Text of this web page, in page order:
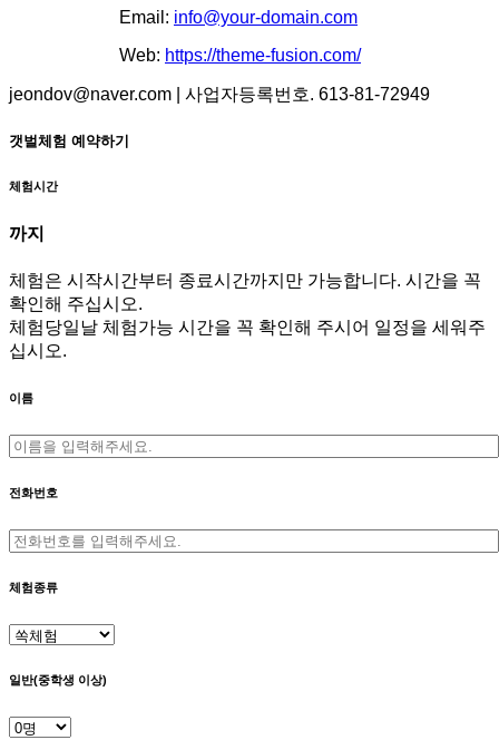
Email: info@your-domain.com
Web: https://theme-fusion.com/
jeondov@naver.com | 사업자등록번호. 613-81-72949
갯벌체험 예약하기
체험시간
까지
체험은 시작시간부터 종료시간까지만 가능합니다. 시간을 꼭
확인해 주십시오.
체험당일날 체험가능 시간을 꼭 확인해 주시어 일정을 세워주
십시오.
이름
전화번호
체험종류
일반(중학생 이상)